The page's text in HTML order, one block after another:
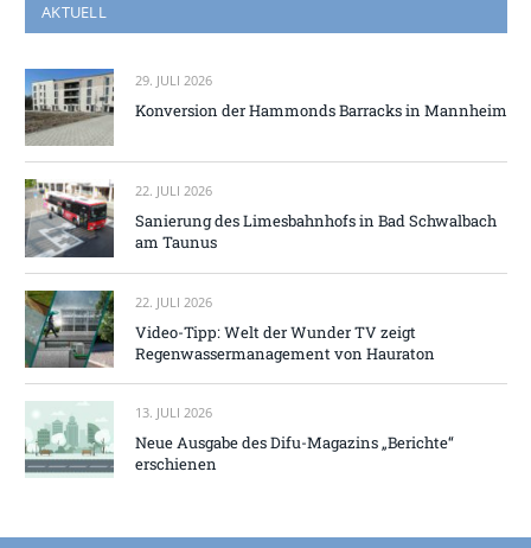
AKTUELL
29. JULI 2026
Konversion der Hammonds Barracks in Mannheim
22. JULI 2026
Sanierung des Limesbahnhofs in Bad Schwalbach
am Taunus
22. JULI 2026
Video-Tipp: Welt der Wunder TV zeigt
Regenwassermanagement von Hauraton
13. JULI 2026
Neue Ausgabe des Difu-Magazins „Berichte“
erschienen